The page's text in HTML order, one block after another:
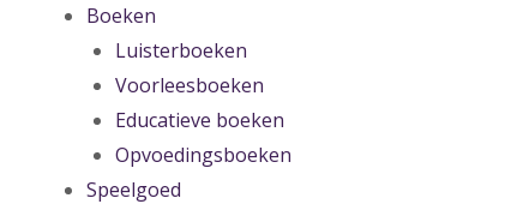
Boeken
Luisterboeken
Voorleesboeken
Educatieve boeken
Opvoedingsboeken
Speelgoed